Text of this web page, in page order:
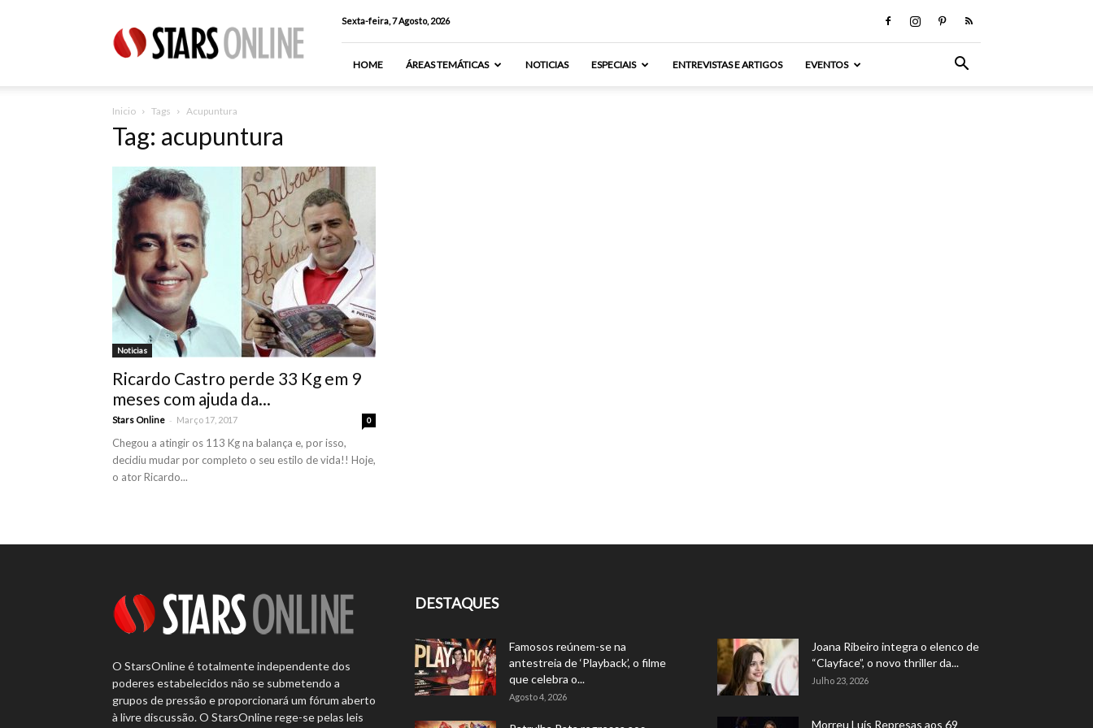
Online
Sexta-feira, 7 Agosto, 2026
HOME ÁREAS TEMÁTICAS NOTICIAS ESPECIAIS ENTREVISTAS E ARTIGOS EVENTOS
Inicio Tags Acupuntura
Tag: acupuntura
Noticias
Ricardo Castro perde 33 Kg em 9
meses com ajuda da...
Stars Online - Março 17, 2017 0
Chegou a atingir os 113 Kg na balança e, por isso,
decidiu mudar por completo o seu estilo de vida!! Hoje,
o ator Ricardo...
O StarsOnline é totalmente independente dos
poderes estabelecidos não se submetendo a
grupos de pressão e proporcionará um fórum aberto
à livre discussão. O StarsOnline rege-se pelas leis
DESTAQUES
Famosos reúnem-se na
antestreia de ‘Playback’, o filme
que celebra o...
Agosto 4, 2026
Joana Ribeiro integra o elenco de
“Clayface”, o novo thriller da...
Julho 23, 2026
Morreu Luís Represas aos 69